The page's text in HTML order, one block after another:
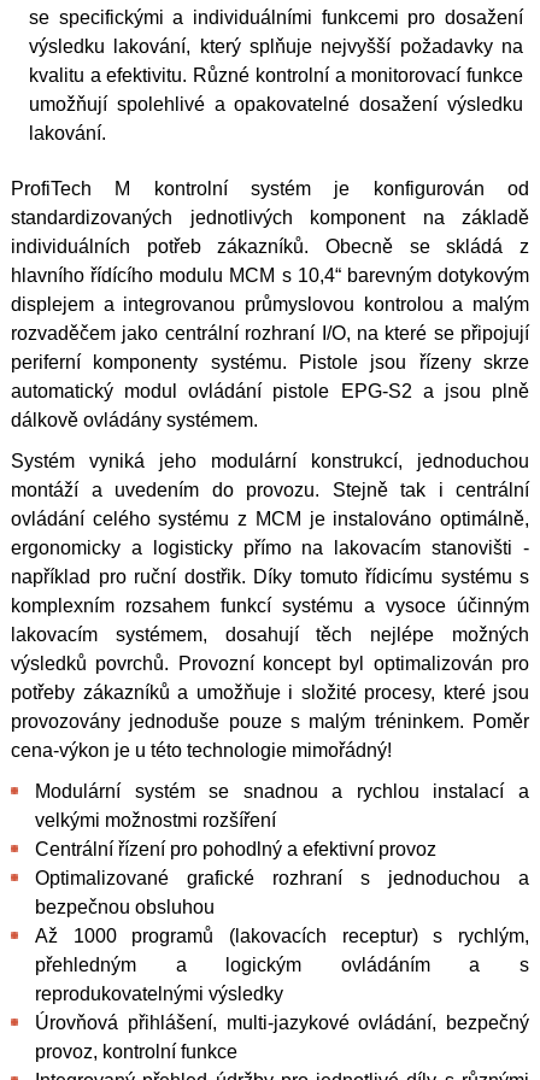
se specifickými a individuálními funkcemi pro dosažení
výsledku lakování, který splňuje nejvyšší požadavky na
kvalitu a efektivitu. Různé kontrolní a monitorovací funkce
umožňují spolehlivé a opakovatelné dosažení výsledku
lakování.
ProfiTech M kontrolní systém je konfigurován od
standardizovaných jednotlivých komponent na základě
individuálních potřeb zákazníků. Obecně se skládá z
hlavního řídícího modulu MCM s 10,4“ barevným dotykovým
displejem a integrovanou průmyslovou kontrolou a malým
rozvaděčem jako centrální rozhraní I/O, na které se připojují
periferní komponenty systému. Pistole jsou řízeny skrze
automatický modul ovládání pistole EPG-S2 a jsou plně
dálkově ovládány systémem.
Systém vyniká jeho modulární konstrukcí, jednoduchou
montáží a uvedením do provozu. Stejně tak i centrální
ovládání celého systému z MCM je instalováno optimálně,
ergonomicky a logisticky přímo na lakovacím stanovišti -
například pro ruční dostřik. Díky tomuto řídicímu systému s
komplexním rozsahem funkcí systému a vysoce účinným
lakovacím systémem, dosahují těch nejlépe možných
výsledků povrchů. Provozní koncept byl optimalizován pro
potřeby zákazníků a umožňuje i složité procesy, které jsou
provozovány jednoduše pouze s malým tréninkem. Poměr
cena-výkon je u této technologie mimořádný!
Modulární systém se snadnou a rychlou instalací a
velkými možnostmi rozšíření
Centrální řízení pro pohodlný a efektivní provoz
Optimalizované grafické rozhraní s jednoduchou a
bezpečnou obsluhou
Až 1000 programů (lakovacích receptur) s rychlým,
přehledným a logickým ovládáním a s
reprodukovatelnými výsledky
Úrovňová přihlášení, multi-jazykové ovládání, bezpečný
provoz, kontrolní funkce